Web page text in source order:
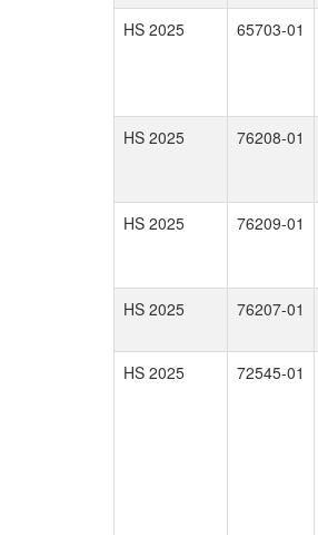
HS 2025 65703-01
HS 2025 76208-01
HS 2025
76209-01
HS 2025
76207-01
HS 2025 72545-01